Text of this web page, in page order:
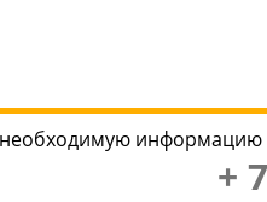
информацию
+